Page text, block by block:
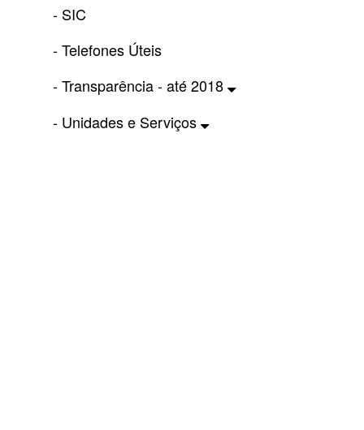
- SIC
- Telefones Úteis
- Transparência - até 2018
- Unidades e Serviços